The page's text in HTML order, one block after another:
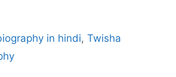
in hindi,Twisha